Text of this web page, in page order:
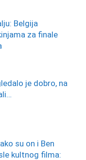
Belgija
za finale
je dobro, na
su on i Ben
kultnog filma: